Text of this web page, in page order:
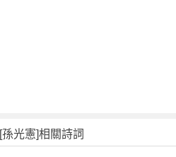
[孫光憲]相關詩詞